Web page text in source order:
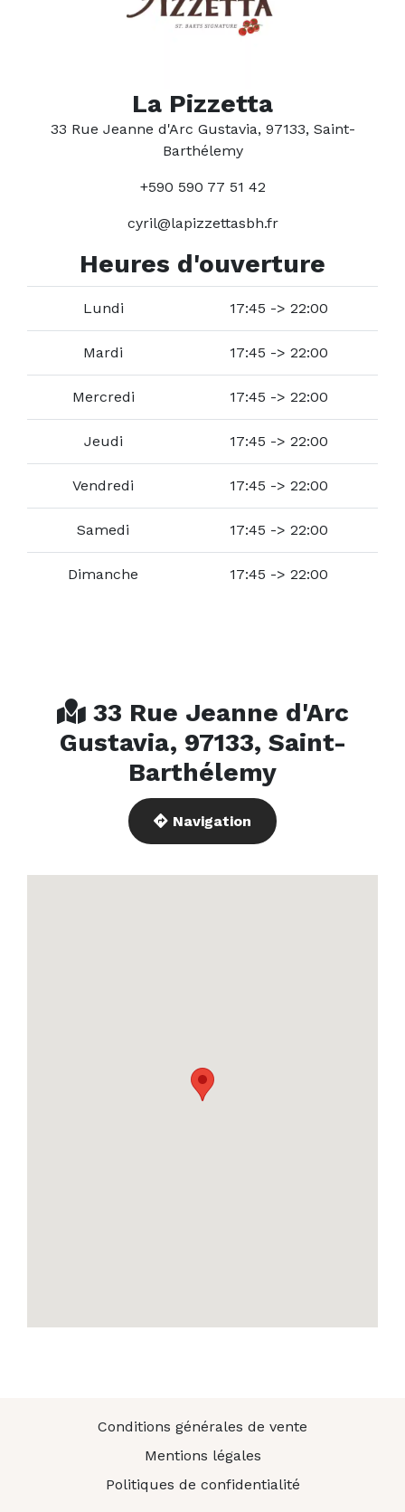
La Pizzetta
33 Rue Jeanne d'Arc Gustavia, 97133, Saint-
Barthélemy
+590 590 77 51 42
cyril@lapizzettasbh.fr
Heures d'ouverture
Lundi 17:45 -> 22:00
Mardi 17:45 -> 22:00
Mercredi 17:45 -> 22:00
Jeudi 17:45 -> 22:00
Vendredi 17:45 -> 22:00
Samedi 17:45 -> 22:00
Dimanche 17:45 -> 22:00
33 Rue Jeanne d'Arc
Gustavia, 97133, Saint-
Barthélemy
Navigation
Conditions générales de vente
Mentions légales
Politiques de confidentialité